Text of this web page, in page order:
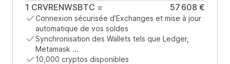
1 CRVRENWSBTC = 57 608 €
Connexion sécurisée d’Exchanges et mise à jour
automatique de vos soldes
Synchronisation des Wallets tels que Ledger,
Metamask ...
10,000 cryptos disponibles